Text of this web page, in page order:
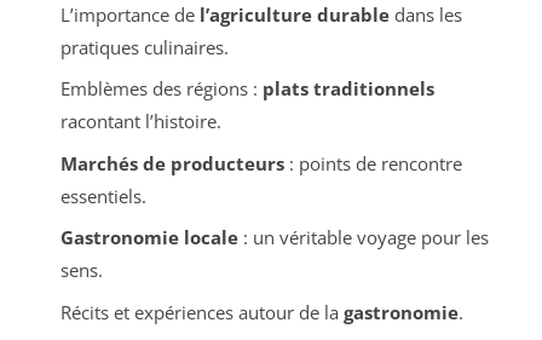
L’importance de l’agriculture durabledans les
pratiques culinaires.
Emblèmes des régions : plats traditionnels
racontant l’histoire.
Marchés de producteurs: points de rencontre
essentiels.
Gastronomie locale: un véritable voyage pour les
sens.
Récits et expériences autour de la gastronomie.